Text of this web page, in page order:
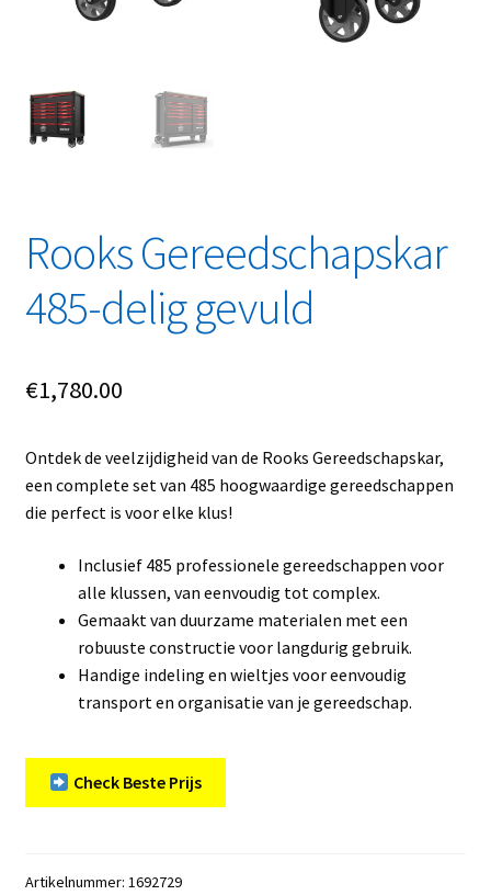
My account
Overzicht
Retourbeleid
Videos
Rooks Gereedschapskar
485-delig gevuld
€1,780.00
Ontdek de veelzijdigheid van de Rooks Gereedschapskar,
een complete set van 485 hoogwaardige gereedschappen
die perfect is voor elke klus!
Inclusief 485 professionele gereedschappen voor
alle klussen, van eenvoudig tot complex.
Gemaakt van duurzame materialen met een
robuuste constructie voor langdurig gebruik.
Handige indeling en wieltjes voor eenvoudig
transport en organisatie van je gereedschap.
Check Beste Prijs
Artikelnummer: 1692729